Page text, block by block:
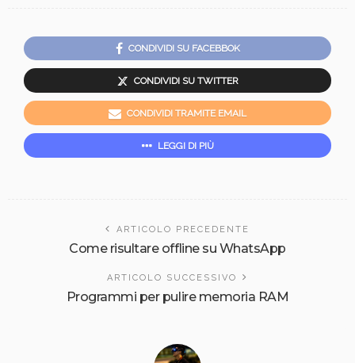
CONDIVIDI SU FACEBBOK
CONDIVIDI SU TWITTER
CONDIVIDI TRAMITE EMAIL
LEGGI DI PIÙ
ARTICOLO PRECEDENTE
Come risultare offline su WhatsApp
ARTICOLO SUCCESSIVO
Programmi per pulire memoria RAM